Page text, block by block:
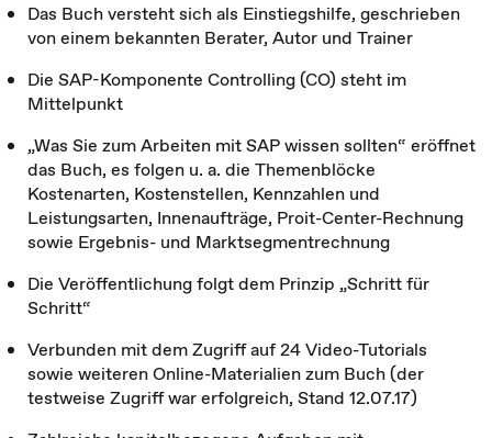
Das Buch versteht sich als Einstiegshilfe, geschrieben
von einem bekannten Berater, Autor und Trainer
Die SAP-Komponente Controlling (CO) steht im
Mittelpunkt
„Was Sie zum Arbeiten mit SAP wissen sollten“ eröffnet
das Buch, es folgen u. a. die Themenblöcke
Kostenarten, Kostenstellen, Kennzahlen und
Leistungsarten, Innenaufträge, Proit-Center-Rechnung
sowie Ergebnis- und Marktsegmentrechnung
Die Veröffentlichung folgt dem Prinzip „Schritt für
Schritt“
Verbunden mit dem Zugriff auf 24 Video-Tutorials
sowie weiteren Online-Materialien zum Buch (der
testweise Zugriff war erfolgreich, Stand 12.07.17)